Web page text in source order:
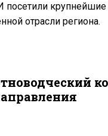
крупнейшие
отрасли региона.